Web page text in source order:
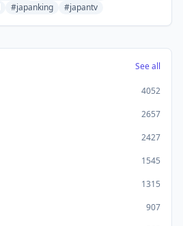
#japanking #japantv
See all
4052
2657
2427
1545
1315
907